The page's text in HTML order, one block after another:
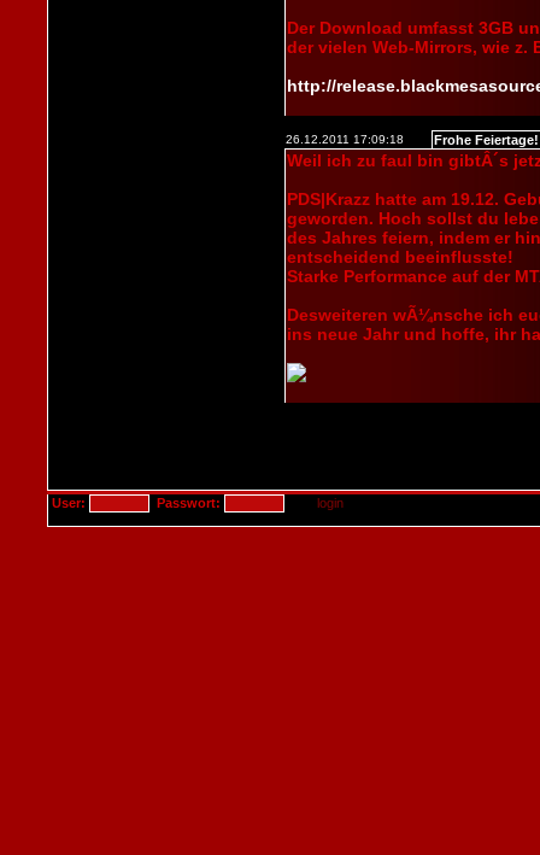
Der Download umfasst 3GB
der vielen Web-Mirrors, wie z.
http://
26.12.2011 17:09:18 Frohe
Weil ich zu faul bin gibtÂ´s
PDS|Krazz hatte am 19.12.
geworden. Hoch sollst du
des Jahres feiern, indem er
entscheidend beeinflusste!
Starke Performance auf der
Desweiteren wÃ¼nsche ich
ins neue Jahr und hoffe, ihr
User: Passwort: